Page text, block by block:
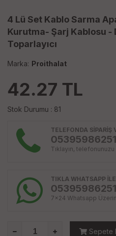
4 Lü Set Kablo Sarma
Kurutma- Şarj Kablosu -
Toparlayıcı
Marka: Proithalat
42.27 TL
Stok Durumu : 81
TELEFONDA SİPARİŞ
05395986251
Tıklayın, telefonunuzu
TIKLA WHATSAPP
05395986251
7x24 Whatsapp
Sepete